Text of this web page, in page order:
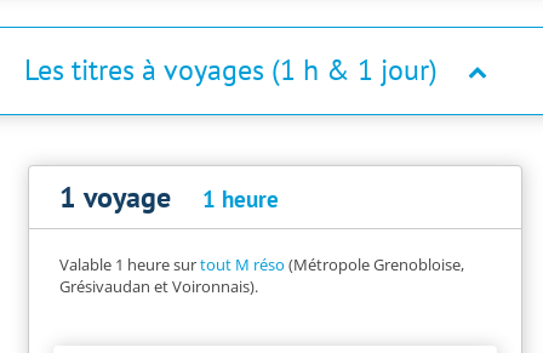
Les titres à voyages (1 h & 1 jour)
1 voyage 1 heure
Valable 1 heure surtout M réso (Métropole Grenobloise,
Grésivaudan et Voironnais).